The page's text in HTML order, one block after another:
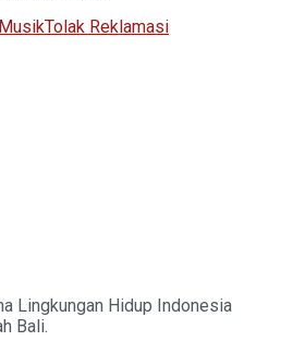
MusikTolak Reklamasi
Lingkungan Hidup Indonesia
Bali.